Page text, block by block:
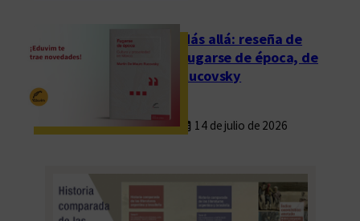
Más allá: reseña de
Fugarse de época, de
Rucovsky
14 de julio de 2026